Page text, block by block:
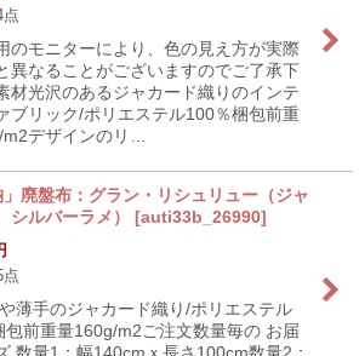
のモニターにより、色の見え方が実際
異なることがございますのでご了承下
材光沢のあるジャカード織りのインテ
ブリック/ポリエステル100％梱包前重
デザインのリ…
」廃盤布：グラン・リシュリュー（ジャ
シルバーラメ）
[auti33b_26990]
薄手のジャカード織り/ポリエステル
包前重量160g/m2ご注文数量毎の お届